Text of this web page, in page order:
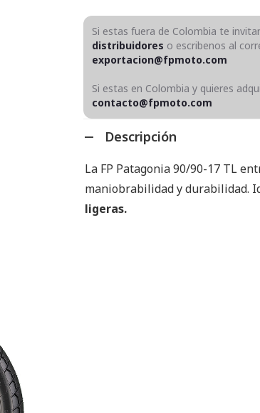
Si estas fuera de Colombia te
distribuidores o escribenos al
exportacion@fpmoto.com
Si estas en Colombia y quieres
contacto@fpmoto.com
Descripción
La FP Patagonia 90/90-17 TL
maniobrabilidad y durabilidad.
ligeras.